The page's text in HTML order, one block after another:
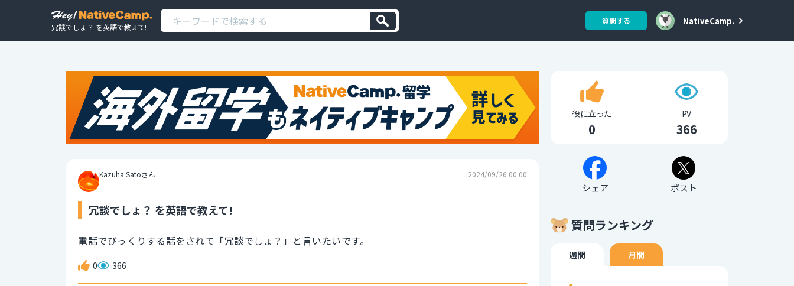
冗談でしょ？ を英語で教えて!
質問する NativeCamp.
Kazuha Satoさん 2024/09/26 00:00
冗談でしょ？ を英語で教えて!
電話でびっくりする話をされて「冗談でしょ？」と言いたいです。
0 366
役に立った
0
PV
366
シェア ポスト
質問ランキング
週間 月間